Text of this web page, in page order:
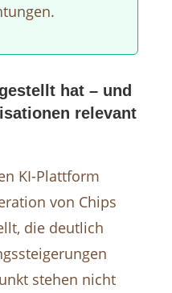
hat – und
relevant
KI-Plattform
von Chips
die deutlich
stehen nicht